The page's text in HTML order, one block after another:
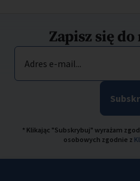
Zapisz się
Adres e-mail...
* Klikając "Subskrybuj" wyrażam
osobowych zgodnie z